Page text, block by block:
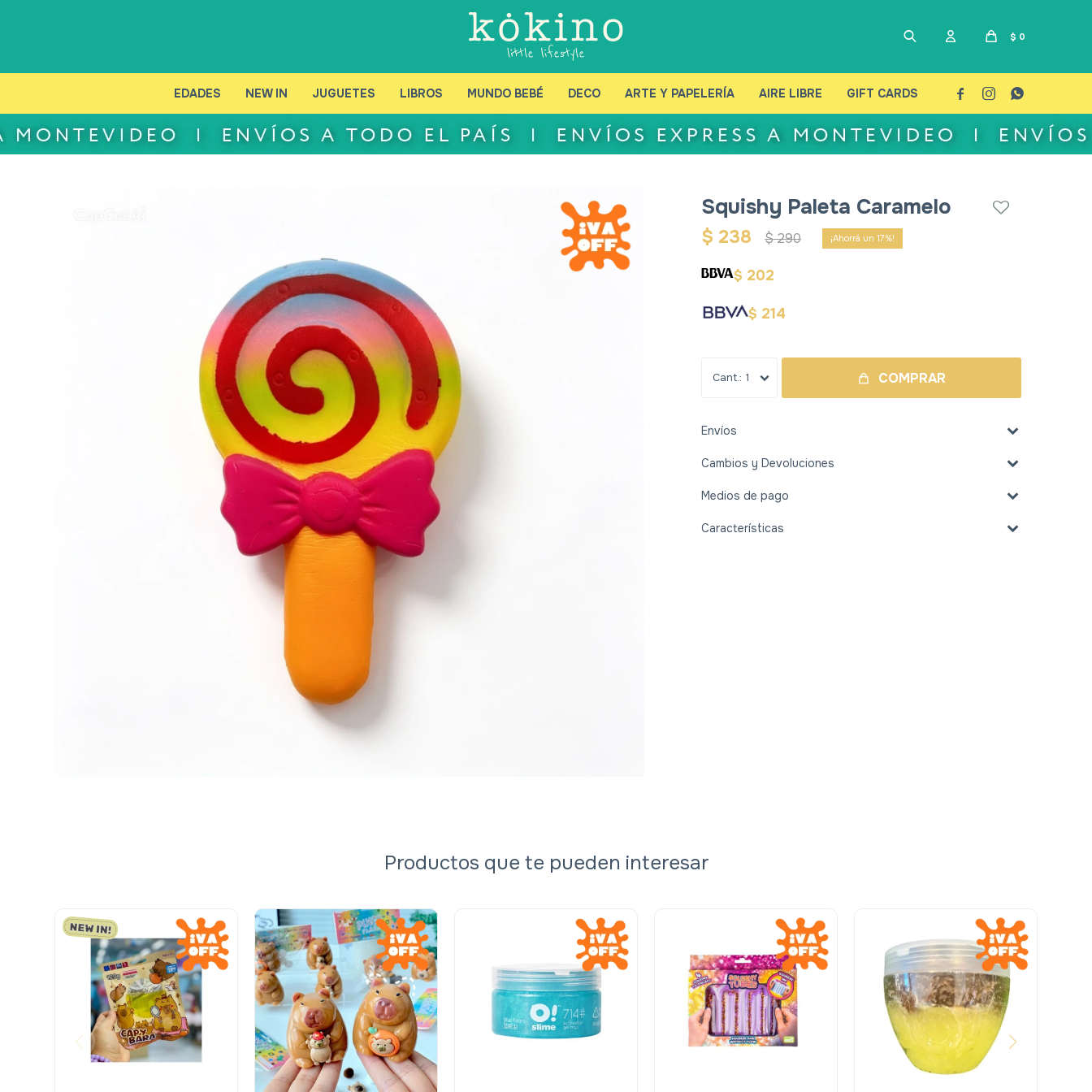
EDADES NEW IN JUGUETES LIBROS MUNDO BEBÉ DECO ARTE Y PAPELERÍA AIRE LIBRE GIFT CARDS
$ 0
  
Squishy Paleta Caramelo
$ 238 $290 17
$ 202
$ 214
1 COMPRAR
Envíos
Cambios y Devoluciones
Medios de pago
Características
Productos que te pueden interesar